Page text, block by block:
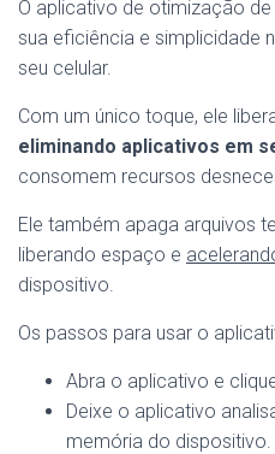
O aplicativo de otimização
sua eficiência e simplicidade
seu celular.
Com um único toque, ele
eliminando aplicativos em
consomem recursos
Ele também apaga arquivos
liberando espaço e
dispositivo.
Os passos para usar o
Abra o aplicativo e
Deixe o aplicativo
memória do dispositivo.